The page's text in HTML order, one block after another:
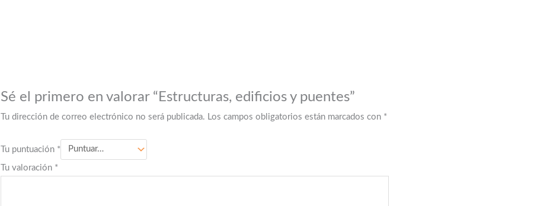
Sé el primero en valorar “Estructuras, edificios y puentes”
Tu dirección de correo electrónico no será publicada. Los campos obligatorios están marcados con *
Tu puntuación *
Tu valoración *